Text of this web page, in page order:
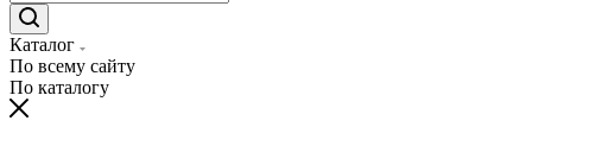
Каталог
По всему сайту
По каталогу